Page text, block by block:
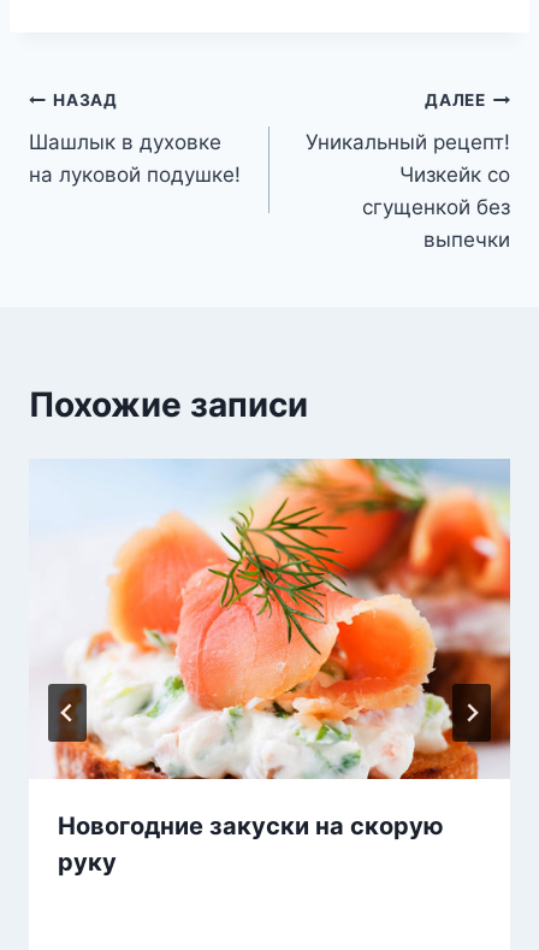
Навигация
по
НАЗАД
Шашлык в духовке
на луковой подушке!
ДАЛЕЕ
Уникальный рецепт!
Чизкейк со
сгущенкой без
выпечки
Похожие записи
Новогодние закуски на скорую
руку